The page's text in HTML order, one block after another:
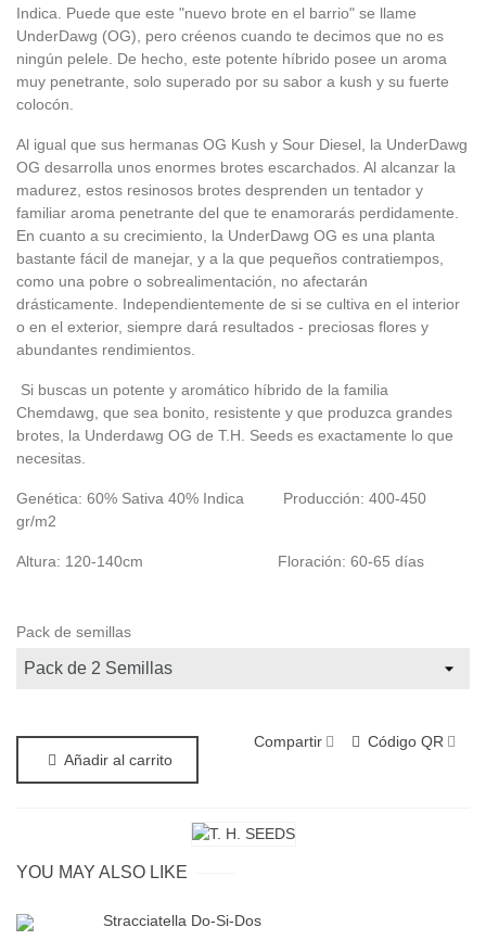
Indica. Puede que este "nuevo brote en el barrio" se llame
UnderDawg (OG), pero créenos cuando te decimos que no es
ningún pelele. De hecho, este potente híbrido posee un aroma
muy penetrante, solo superado por su sabor a kush y su fuerte
colocón.
Al igual que sus hermanas OG Kush y Sour Diesel, la UnderDawg
OG desarrolla unos enormes brotes escarchados. Al alcanzar la
madurez, estos resinosos brotes desprenden un tentador y
familiar aroma penetrante del que te enamorarás perdidamente.
En cuanto a su crecimiento, la UnderDawg OG es una planta
bastante fácil de manejar, y a la que pequeños contratiempos,
como una pobre o sobrealimentación, no afectarán
drásticamente. Independientemente de si se cultiva en el interior
o en el exterior, siempre dará resultados - preciosas flores y
abundantes rendimientos.
Si buscas un potente y aromático híbrido de la familia
Chemdawg, que sea bonito, resistente y que produzca grandes
brotes, la Underdawg OG de T.H. Seeds es exactamente lo que
necesitas.
Genética: 60% Sativa 40% Indica Producción: 400-450
gr/m2
Altura: 120-140cm Floración: 60-65 días
Pack de semillas
Añadir al carrito
Compartir Código QR
YOU MAY ALSO LIKE
Stracciatella Do-Si-Dos